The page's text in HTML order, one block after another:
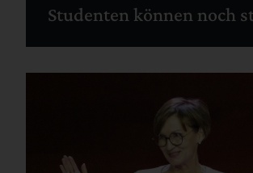
Studenten können noch